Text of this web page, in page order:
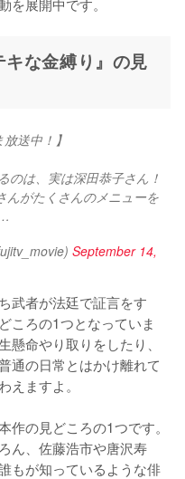
な金縛り』の見
送中！】
のは、実は深田恭子さん！
んがたくさんのメニューを
September 14,
武者が法廷で証言をす
ころの1つとなっていま
命やり取りをしたり、
通の日常とはかけ離れて
ますよ。
作の見どころの1つです。
ん、佐藤浩市や唐沢寿
もが知っているような俳